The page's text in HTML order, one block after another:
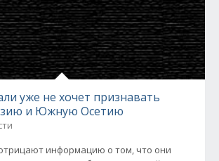
уже не хочет признавать
и Южную Осетию
информацию о том, что они